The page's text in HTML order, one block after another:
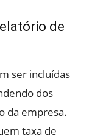
de
ser incluídas
dos
da empresa.
taxa de